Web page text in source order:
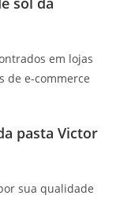
em lojas
de e-commerce
pasta Victor
sua qualidade